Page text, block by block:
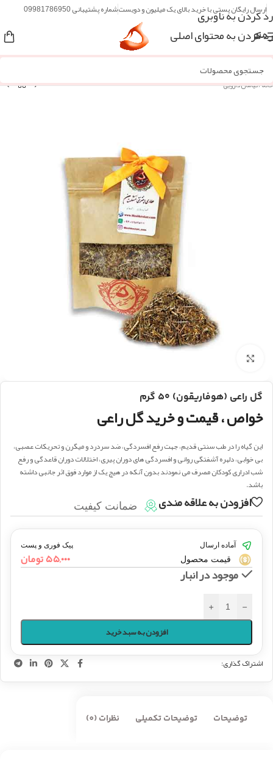
رد کردن به ناوبری
رد کردن به محتوای اصلی
ارسال رایگان پستی با خرید بالای یک میلیون و دویستشماره پشتیبانی 09981786950
منو
خانه/گیاهان دارویی
گل راعی (هوفاریقون) ۵۰ گرم
خواص ، قیمت و خرید گل راعی
این گیاه را در طب سنتی قدیم، جهت رفع افسردگی، ضد سردرد و میگرن و تحریکات عصبی،
بی خوابی، دلهره آشفتگی روانی و افسردگی های دوران پیری، اختلالات دوران قاعدگی و رفع
شب ادراری کودکان مصرف می نمودند بدون آنکه در هیچ یک از موارد فوق اثر جانبی داشته
باشد.
افزودن به علاقه مندی ضمانت کیفیت
آماده ارسال پیک فوری و پست
قیمت محصول ۵۵,۰۰۰تومان
موجود در انبار
-
+
افزودن به سبد خرید
اشتراک گذاری:
توضیحات توضیحات تکمیلی نظرات (0)